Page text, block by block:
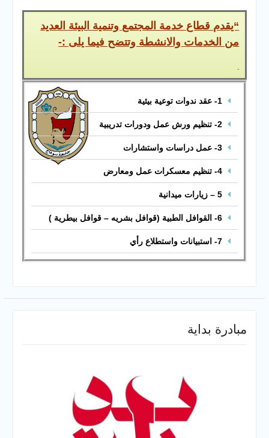
جامعة سوهاج تفتح أبوابها
لطلاب الثانوية العامة فى أولى
2026
“يقدم قطاع خدمة المجتمع وتنمية البيئة العديد
من الخدمات والانشطة وتتضح فيما يلى :-
1- عقد ندوات توعية بيئية
2- تنظيم ورش عمل ودورات تدريبية
3- عمل دراسات واستشارات
4- تنظيم معسكرات عمل ومعارض
5 – زيارات ميدانية
6- القوافل الطبية (قوافل بشريه – قوافل بيطرية )
7- استبيانات واستطلاع رأي
مبادرة بداية